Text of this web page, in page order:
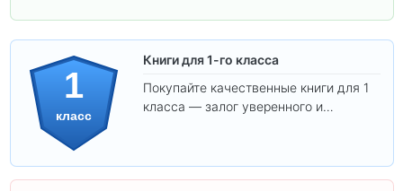
1
класс
Книги для 1-го класса
Покупайте качественные книги для 1
класса — залог уверенного и